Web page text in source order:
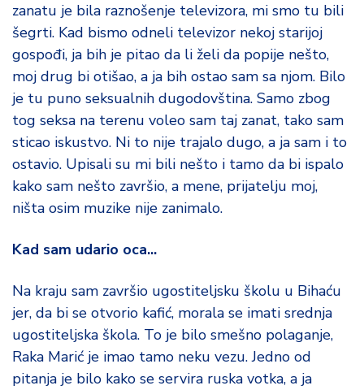
zanatu je bila raznošenje televizora, mi smo tu bili
šegrti. Kad bismo odneli televizor nekoj starijoj
gospođi, ja bih je pitao da li želi da popije nešto,
moj drug bi otišao, a ja bih ostao sam sa njom. Bilo
je tu puno seksualnih dugodovština. Samo zbog
tog seksa na terenu voleo sam taj zanat, tako sam
sticao iskustvo. Ni to nije trajalo dugo, a ja sam i to
ostavio. Upisali su mi bili nešto i tamo da bi ispalo
kako sam nešto završio, a mene, prijatelju moj,
ništa osim muzike nije zanimalo.
Kad sam udario oca...
Na kraju sam završio ugostiteljsku školu u Bihaću
jer, da bi se otvorio kafić, morala se imati srednja
ugostiteljska škola. To je bilo smešno polaganje,
Raka Marić je imao tamo neku vezu. Jedno od
pitanja je bilo kako se servira ruska votka, a ja